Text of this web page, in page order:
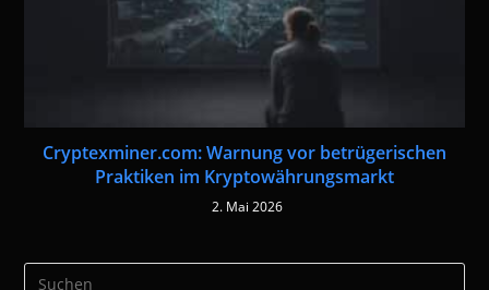
Cryptexminer.com: Warnung vor betrügerischen
Praktiken im Kryptowährungsmarkt
2. Mai 2026